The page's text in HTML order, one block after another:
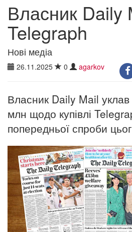
Власник Daily
Telegraph
Нові медіа
26.11.2025 0 agarkov
Власник Daily Mail
млн щодо купівлі
попередньої спроби